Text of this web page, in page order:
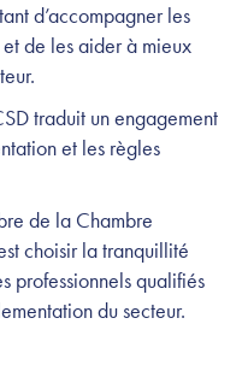
d’accompagner les
de les aider à mieux
traduit un engagement
et les règles
de la Chambre
choisir la tranquillité
professionnels qualifiés
du secteur.